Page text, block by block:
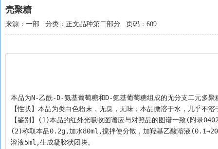
壳聚糖
来源：一部 分类：正文品种第二部分 页码：609
本品为N-乙酰-D-氨基葡萄糖和D-氨基葡萄糖组成的无分支二元多聚
【性状】本品为类白色粉末，无臭，无味；本品微溶于水，几乎不溶
【鉴别】(1)本品的红外光吸收图谱应与对照品的图谱一致(附录
(2)称取本品0.2g,加水80ml,搅拌使分散，加羟基乙酸溶液
溶液5ml,生成凝胶状团块。